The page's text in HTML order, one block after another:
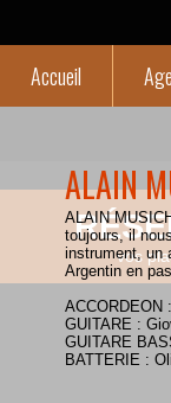
vos
Accueil
ALAIN
ALAIN
toujours, il
instrument, un
Argentin en
ACCORDEON
GUITARE :
GUITARE
BATTERIE :